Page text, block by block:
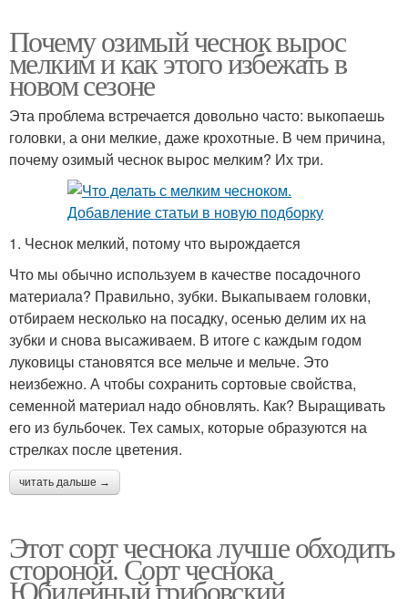
Почему озимый чеснок вырос
мелким и как этого избежать в
новом сезоне
Эта проблема встречается довольно часто: выкопаешь
головки, а они мелкие, даже крохотные. В чем причина,
почему озимый чеснок вырос мелким? Их три.
1. Чеснок мелкий, потому что вырождается
Что мы обычно используем в качестве посадочного
материала? Правильно, зубки. Выкапываем головки,
отбираем несколько на посадку, осенью делим их на
зубки и снова высаживаем. В итоге с каждым годом
луковицы становятся все мельче и мельче. Это
неизбежно. А чтобы сохранить сортовые свойства,
семенной материал надо обновлять. Как? Выращивать
его из бульбочек. Тех самых, которые образуются на
стрелках после цветения.
читать дальше →
Этот сорт чеснока лучше обходить
стороной. Сорт чеснока
Юбилейный грибовский